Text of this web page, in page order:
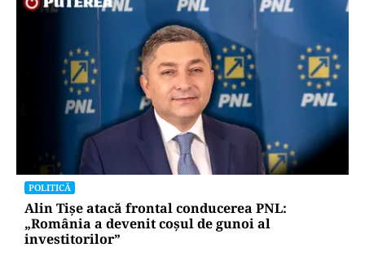
POLITICĂ
Alin Tișe atacă frontal conducerea PNL:
„România a devenit coșul de gunoi al
investitorilor”